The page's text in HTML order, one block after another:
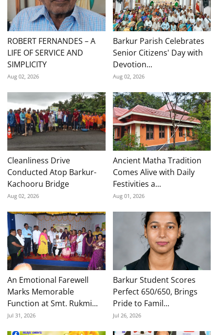
ROBERT FERNANDES – A
LIFE OF SERVICE AND
SIMPLICITY
Aug 02, 2026
Barkur Parish Celebrates
Senior Citizens' Day with
Devotion...
Aug 02, 2026
Cleanliness Drive
Conducted Atop Barkur-
Kachooru Bridge
Aug 02, 2026
Ancient Matha Tradition
Comes Alive with Daily
Festivities a...
Aug 01, 2026
An Emotional Farewell
Marks Memorable
Function at Smt. Rukmi...
Jul 31, 2026
Barkur Student Scores
Perfect 650/650, Brings
Pride to Famil...
Jul 26, 2026